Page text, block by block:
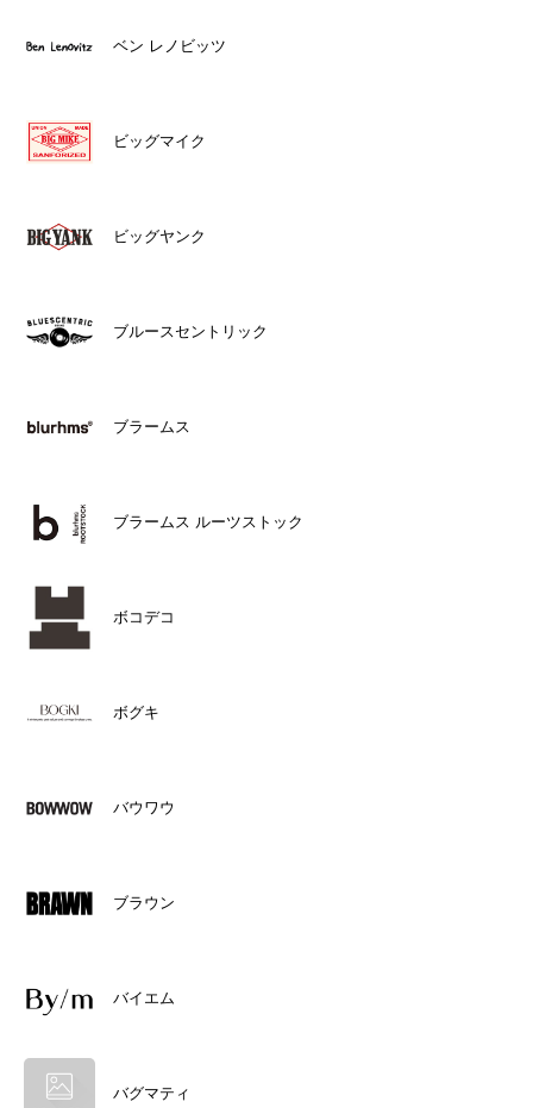
ベン レノビッツ
ビッグマイク
ビッグヤンク
ブルースセントリック
ブラームス
ブラームス ルーツストック
ボコデコ
ボグキ
バウワウ
ブラウン
バイエム
バグマティ